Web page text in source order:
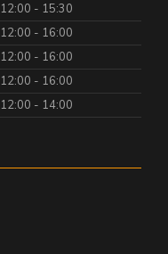
12:00 - 15:30
12:00 - 16:00
12:00 - 16:00
12:00 - 16:00
12:00 - 14:00